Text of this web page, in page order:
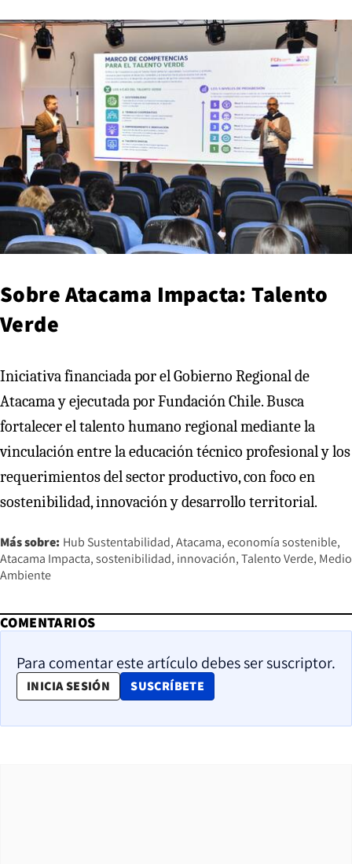
Sobre Atacama Impacta: Talento
Verde
Iniciativa financiada por el Gobierno Regional de
Atacama y ejecutada por Fundación Chile. Busca
fortalecer el talento humano regional mediante la
vinculación entre la educación técnico profesional y los
requerimientos del sector productivo, con foco en
sostenibilidad, innovación y desarrollo territorial.
Más sobre: Hub Sustentabilidad Atacama economía sostenible
Atacama Impacta sostenibilidad innovación Talento Verde Medio
Ambiente
COMENTARIOS
Para comentar este artículo debes ser suscriptor.
INICIA SESIÓN SUSCRÍBETE
OPENS IN NEW WINDOW